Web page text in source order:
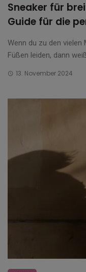
Sneaker für
Guide für die
Wenn du zu den
Füßen leiden, dann
13. November 2024